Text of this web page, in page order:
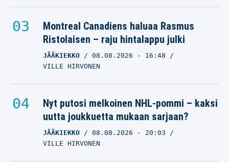
Montreal Canadiens haluaa Rasmus
Ristolaisen – raju hintalappu julki
JÄÄKIEKKO 08.08.2026 - 16:48
VILLE HIRVONEN
Nyt putosi melkoinen NHL-pommi – kaksi
uutta joukkuetta mukaan sarjaan?
JÄÄKIEKKO 08.08.2026 - 20:03
VILLE HIRVONEN